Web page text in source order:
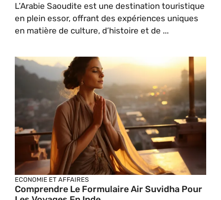
L’Arabie Saoudite est une destination touristique
en plein essor, offrant des expériences uniques
en matière de culture, d’histoire et de ...
ECONOMIE ET AFFAIRES
Comprendre Le Formulaire Air Suvidha Pour